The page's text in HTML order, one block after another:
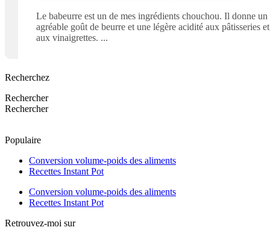
Le babeurre est un de mes ingrédients chouchou. Il donne un
agréable goût de beurre et une légère acidité aux pâtisseries et
aux vinaigrettes.
Recherchez
Rechercher
Rechercher
Populaire
Conversion volume-poids des aliments
Recettes Instant Pot
Conversion volume-poids des aliments
Recettes Instant Pot
Retrouvez-moi sur